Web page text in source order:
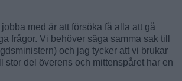
med är att försöka få alla att gå
frågor. Vi behöver säga samma sak till
och jag tycker att vi brukar
stor del överens och mittenspåret har en